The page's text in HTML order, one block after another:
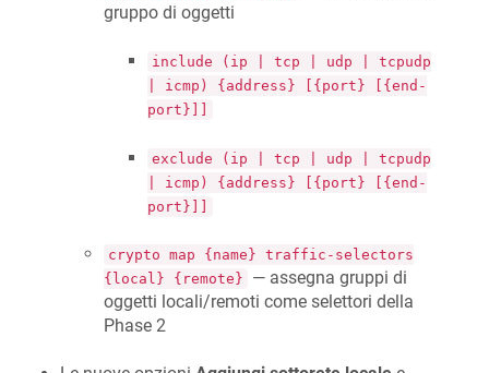
gruppo di oggetti
include (ip | tcp | udp | tcpudp
| icmp) {address} [{port} [{end-
port}]]
exclude (ip | tcp | udp | tcpudp
| icmp) {address} [{port} [{end-
port}]]
crypto map {name} traffic-selectors
{local} {remote}
— assegna gruppi di
oggetti locali/remoti come selettori della
Phase 2